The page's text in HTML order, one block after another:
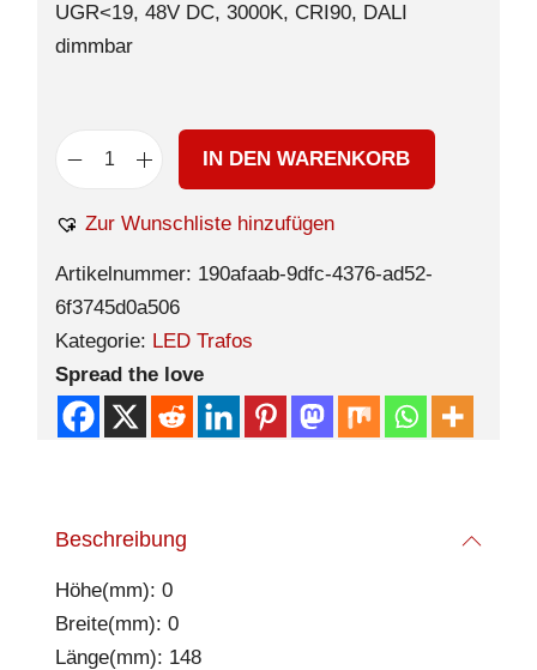
UGR<19, 48V DC, 3000K, CRI90, DALI
dimmbar
IN DEN WARENKORB
Zur Wunschliste hinzufügen
Artikelnummer: 190afaab-9dfc-4376-ad52-
6f3745d0a506
Kategorie: LED Trafos
Spread the love
Beschreibung
Höhe(mm): 0
Breite(mm): 0
Länge(mm): 148